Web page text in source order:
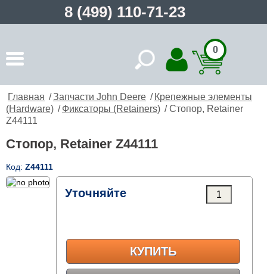
8 (499) 110-71-23
0
Главная /Запчасти John Deere / Крепежные элементы
(Hardware) / Фиксаторы (Retainers) / Стопор, Retainer
Z44111
Стопор, Retainer Z44111
Код: Z44111
Уточняйте
КУПИТЬ